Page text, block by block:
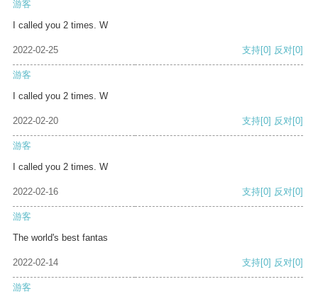
游客
I called you 2 times. W
2022-02-25 支持[0] 反对[0]
游客
I called you 2 times. W
2022-02-20 支持[0] 反对[0]
游客
I called you 2 times. W
2022-02-16 支持[0] 反对[0]
游客
The world's best fantas
2022-02-14 支持[0] 反对[0]
游客